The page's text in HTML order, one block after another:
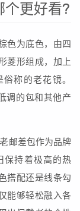
个更好看?
色为底色，由四
菱形组成，加上
称的老花镜。
调的包和其他产
邮差包作为品牌
保持着极高的热
搭配还是线条勾
能够轻松融入各